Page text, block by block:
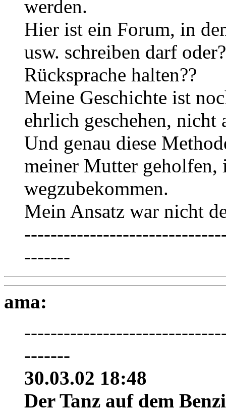
werden.
Hier ist ein Forum, in
usw. schreiben darf
Rücksprache halten??
Meine Geschichte ist
ehrlich geschehen, nicht
Und genau diese
meiner Mutter
wegzubekommen.
Mein Ansatz war nicht
-------
ama:
-------
30.03.02 18:48
Der Tanz auf dem